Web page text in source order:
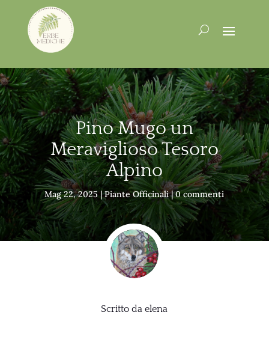
Pino Mugo un
Meraviglioso Tesoro
Alpino
Mag 22, 2025|Piante Officinali|0 commenti
Scritto daelena